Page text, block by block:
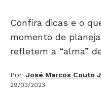
Confira dicas e o
momento de
refletem a “alma”
Por José Marcos Couto
29/03/2023